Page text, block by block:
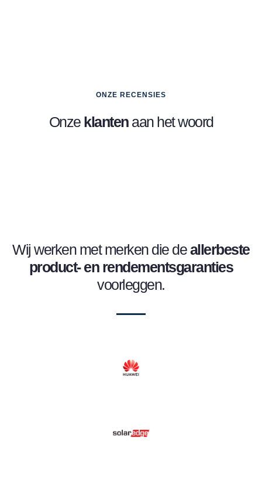
ONZE RECENSIES
Onze klantenaan het woord
Wij werken met merken die deallerbeste
product- en rendementsgaranties
voorleggen.